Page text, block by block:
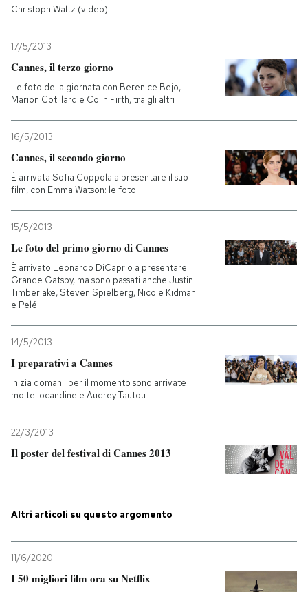
Christoph Waltz (video)
17/5/2013
Cannes, il terzo giorno
Le foto della giornata con Berenice Bejo,
Marion Cotillard e Colin Firth, tra gli altri
16/5/2013
Cannes, il secondo giorno
È arrivata Sofia Coppola a presentare il suo
film, con Emma Watson: le foto
15/5/2013
Le foto del primo giorno di Cannes
È arrivato Leonardo DiCaprio a presentare Il
Grande Gatsby, ma sono passati anche Justin
Timberlake, Steven Spielberg, Nicole Kidman
e Pelé
14/5/2013
I preparativi a Cannes
Inizia domani: per il momento sono arrivate
molte locandine e Audrey Tautou
22/3/2013
Il poster del festival di Cannes 2013
Altri articoli su questo argomento
11/6/2020
I 50 migliori film ora su Netflix